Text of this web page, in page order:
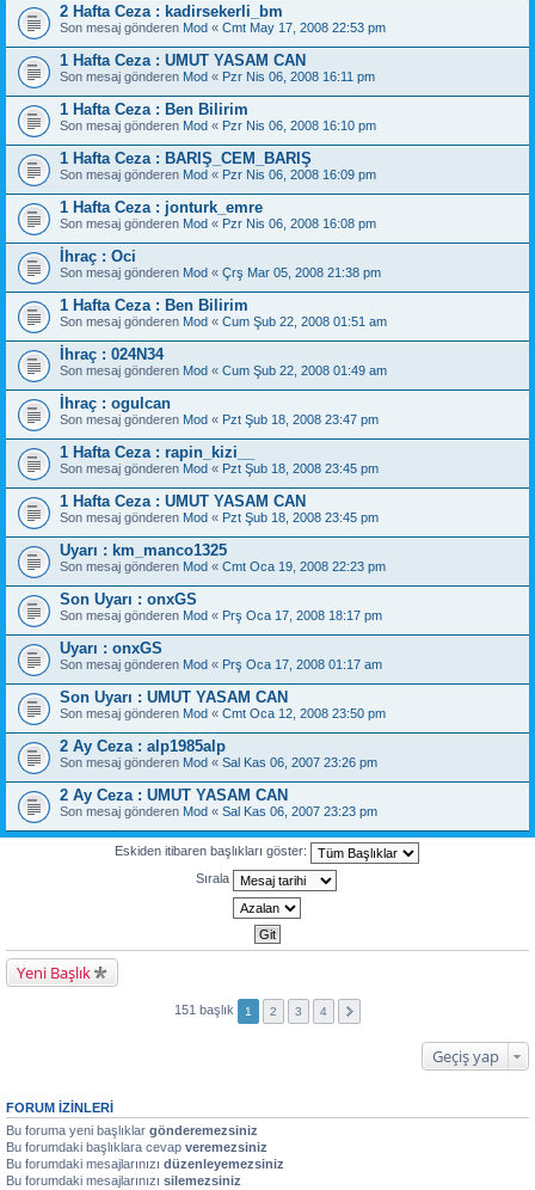
2 Hafta Ceza : kadirsekerli_bm
Son mesaj gönderen Mod « Cmt May 17, 2008 22:53 pm
1 Hafta Ceza : UMUT YASAM CAN
Son mesaj gönderen Mod « Pzr Nis 06, 2008 16:11 pm
1 Hafta Ceza : Ben Bilirim
Son mesaj gönderen Mod « Pzr Nis 06, 2008 16:10 pm
1 Hafta Ceza : BARIŞ_CEM_BARIŞ
Son mesaj gönderen Mod « Pzr Nis 06, 2008 16:09 pm
1 Hafta Ceza : jonturk_emre
Son mesaj gönderen Mod « Pzr Nis 06, 2008 16:08 pm
İhraç : Oci
Son mesaj gönderen Mod « Çrş Mar 05, 2008 21:38 pm
1 Hafta Ceza : Ben Bilirim
Son mesaj gönderen Mod « Cum Şub 22, 2008 01:51 am
İhraç : 024N34
Son mesaj gönderen Mod « Cum Şub 22, 2008 01:49 am
İhraç : ogulcan
Son mesaj gönderen Mod « Pzt Şub 18, 2008 23:47 pm
1 Hafta Ceza : rapin_kizi__
Son mesaj gönderen Mod « Pzt Şub 18, 2008 23:45 pm
1 Hafta Ceza : UMUT YASAM CAN
Son mesaj gönderen Mod « Pzt Şub 18, 2008 23:45 pm
Uyarı : km_manco1325
Son mesaj gönderen Mod « Cmt Oca 19, 2008 22:23 pm
Son Uyarı : onxGS
Son mesaj gönderen Mod « Prş Oca 17, 2008 18:17 pm
Uyarı : onxGS
Son mesaj gönderen Mod « Prş Oca 17, 2008 01:17 am
Son Uyarı : UMUT YASAM CAN
Son mesaj gönderen Mod « Cmt Oca 12, 2008 23:50 pm
2 Ay Ceza : alp1985alp
Son mesaj gönderen Mod « Sal Kas 06, 2007 23:26 pm
2 Ay Ceza : UMUT YASAM CAN
Son mesaj gönderen Mod « Sal Kas 06, 2007 23:23 pm
Eskiden itibaren başlıkları göster:
Sırala
Yeni Başlık
151 başlık 1 2 3 4
Geçiş yap
FORUM IZINLERI
Bu foruma yeni başlıklar gönderemezsiniz
Bu forumdaki başlıklara cevap veremezsiniz
Bu forumdaki mesajlarınızı düzenleyemezsiniz
Bu forumdaki mesajlarınızı silemezsiniz